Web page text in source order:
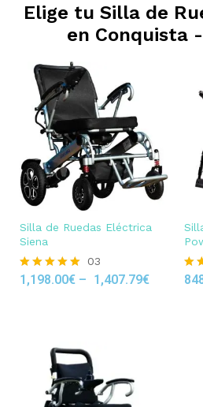
Elige tu Silla de
en Conquista
Silla de Ruedas Eléctrica
Siena
Rated
03
1,198.00€ – 1,407.79€